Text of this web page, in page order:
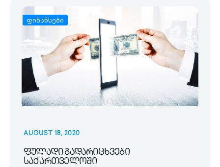
ფინანსები
AUGUST 18, 2020
ფულადი გადარიცხვები
საქართველოში